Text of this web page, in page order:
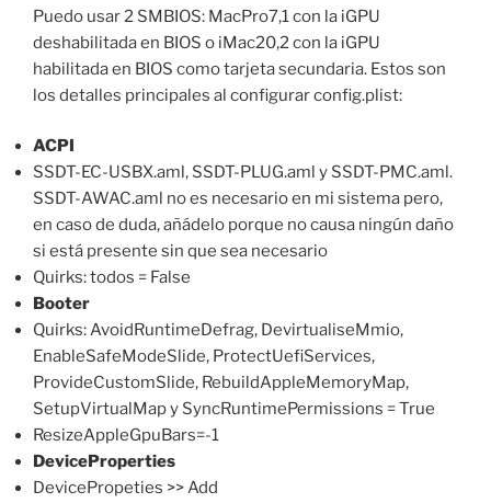
Puedo usar 2 SMBIOS: MacPro7,1 con la iGPU
deshabilitada en BIOS o iMac20,2 con la iGPU
habilitada en BIOS como tarjeta secundaria. Estos son
los detalles principales al configurar config.plist:
ACPI
SSDT-EC-USBX.aml, SSDT-PLUG.aml y SSDT-PMC.aml.
SSDT-AWAC.aml no es necesario en mi sistema pero,
en caso de duda, añádelo porque no causa ningún daño
si está presente sin que sea necesario
Quirks: todos = False
Booter
Quirks: AvoidRuntimeDefrag, DevirtualiseMmio,
EnableSafeModeSlide, ProtectUefiServices,
ProvideCustomSlide, RebuildAppleMemoryMap,
SetupVirtualMap y SyncRuntimePermissions = True
ResizeAppleGpuBars=-1
DeviceProperties
DevicePropeties >> Add